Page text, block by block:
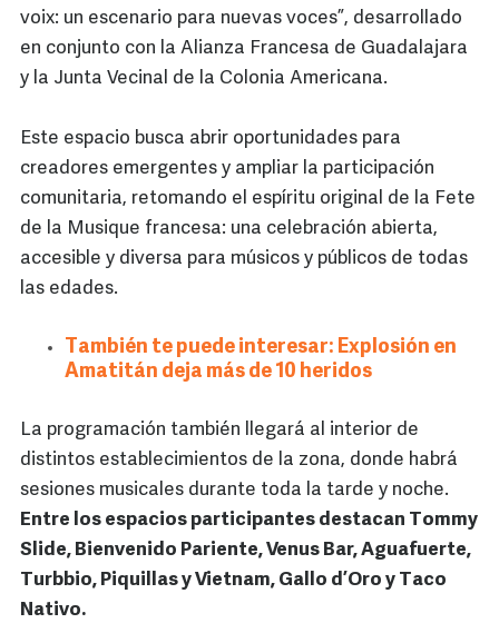
voix: un escenario para nuevas voces”, desarrollado
en conjunto con la Alianza Francesa de Guadalajara
y la Junta Vecinal de la Colonia Americana.
Este espacio busca abrir oportunidades para
creadores emergentes y ampliar la participación
comunitaria, retomando el espíritu original de la Fete
de la Musique francesa: una celebración abierta,
accesible y diversa para músicos y públicos de todas
las edades.
También te puede interesar: Explosión en
Amatitán deja más de 10 heridos
La programación también llegará al interior de
distintos establecimientos de la zona, donde habrá
sesiones musicales durante toda la tarde y noche.
Entre los espacios participantes destacan Tommy
Slide, Bienvenido Pariente, Venus Bar, Aguafuerte,
Turbbio, Piquillas y Vietnam, Gallo d’Oro y Taco
Nativo.